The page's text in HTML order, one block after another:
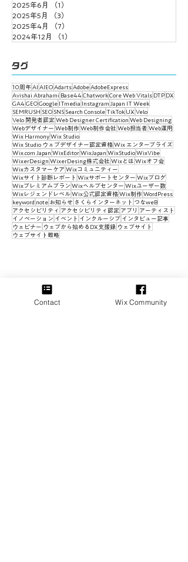
2025年6月
（1）
2025年5月
（3）
2025年4月
（7）
2024年12月
（1）
タグ
10周年 AI AIEO Adarts Adobe AdobeExpress
Avishai Abrahami Base44 Chatwork Core Web Vitals DTP DX
GA4 GEO Google ITmedia Instagram Japan IT Week
SEMRUSH SEO SNS Search Console TikTok UX Velo
Velo 開発者認定 Web Designer Certification Web Designing
Webデザイナー Web制作 Web制作会社 Web担当者 Web運用
Wix Harmony Wix Studio
Wix Studio ウェブデザイナー認定資格 Wix エンタープライズ
Wix.com Japan WixEditor WixJapan WixStudio WixVibe
WixerDesign WixerDesing株式会社 Wixとは Wixオフ会
Wixカスタマーケア Wixコミュニティー
Wixサイト診断レポート Wixサポートセンター Wixブログ
Wixプレミアムプラン Wixヘルプセンター Wixユーザー数
Wixレジェンドレベル Wix公式認定資格 Wix制作 WordPress
keyword note お知らせ さくらインターネット つなweB
アクセシビリティ アクセシビリティ認定 アプリ アーティスト
イノベーション イベント インクルーシブ インタビュー記事
ウェビナー ウェブから始めるDX支援録 ウェブサイト
ウェブサイト戦略
Contact Wix Community